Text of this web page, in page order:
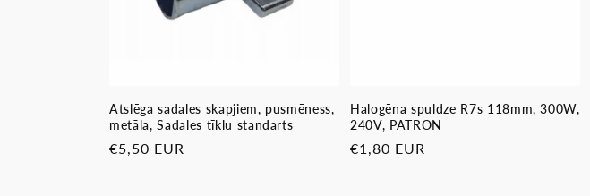
Atslēga sadales skapjiem, pusmēness,
metāla, Sadales tīklu standarts
Parastā
€5,50 EUR
Halogēna spuldze R7s 118mm, 300W,
240V, PATRON
Parastā
€1,80 EUR